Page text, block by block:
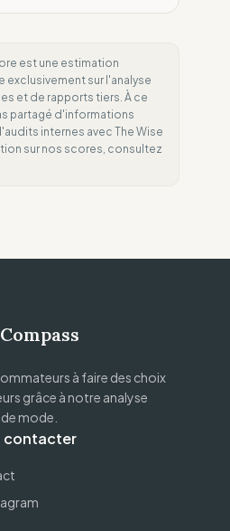
est une estimation
exclusivement sur l'analyse
et de rapports tiers. À ce
partagé d'informations
internes avec The Wise
sur nos scores, consultez
à faire des choix
grâce à notre analyse
mode.
contacter